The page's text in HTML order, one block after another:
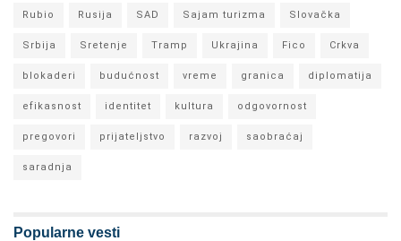
Rubio Rusija SAD Sajam turizma Slovačka
Srbija Sretenje Tramp Ukrajina Fico Crkva
blokaderi budućnost vreme granica diplomatija
efikasnost identitet kultura odgovornost
pregovori prijateljstvo razvoj saobraćaj
saradnja
Popularne vesti